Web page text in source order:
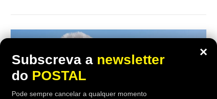
×
Subscreva a newsletter
do POSTAL
Pode sempre cancelar a qualquer momento